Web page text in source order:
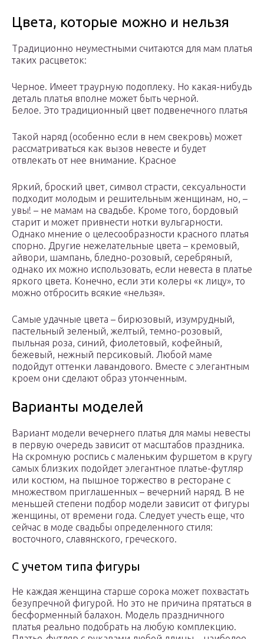
Цвета, которые можно и нельзя
Традиционно неуместными считаются для мам платья
таких расцветок:
Черное. Имеет траурную подоплеку. Но какая-нибудь
деталь платья вполне может быть черной.
Белое. Это традиционный цвет подвенечного платья
Такой наряд (особенно если в нем свекровь) может
рассматриваться как вызов невесте и будет
отвлекать от нее внимание. Красное
Яркий, броский цвет, символ страсти, сексуальности
подходит молодым и решительным женщинам, но, –
увы! – не мамам на свадьбе. Кроме того, бордовый
старит и может привнести нотки вульгарности.
Однако мнение о целесообразности красного платья
спорно. Другие нежелательные цвета – кремовый,
айвори, шампань, бледно-розовый, серебряный,
однако их можно использовать, если невеста в платье
яркого цвета. Конечно, если эти колеры «к лицу», то
можно отбросить всякие «нельзя».
Самые удачные цвета – бирюзовый, изумрудный,
пастельный зеленый, желтый, темно-розовый,
пыльная роза, синий, фиолетовый, кофейный,
бежевый, нежный персиковый. Любой маме
подойдут оттенки лавандового. Вместе с элегантным
кроем они сделают образ утонченным.
Варианты моделей
Вариант модели вечернего платья для мамы невесты
в первую очередь зависит от масштабов праздника.
На скромную роспись с маленьким фуршетом в кругу
самых близких подойдет элегантное платье-футляр
или костюм, на пышное торжество в ресторане с
множеством приглашенных – вечерний наряд. В не
меньшей степени подбор модели зависит от фигуры
женщины, от времени года. Следует учесть еще, что
сейчас в моде свадьбы определенного стиля:
восточного, славянского, греческого.
С учетом типа фигуры
Не каждая женщина старше сорока может похвастать
безупречной фигурой. Но это не причина прятаться в
бесформенный балахон. Модель праздничного
платья реально подобрать на любую комплекцию.